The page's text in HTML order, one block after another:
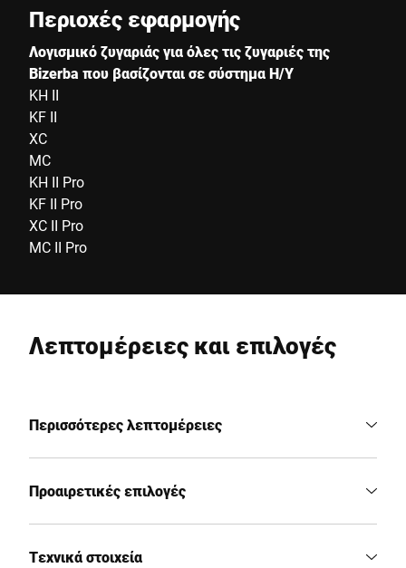
Περιοχές εφαρμογής
Λογισμικό ζυγαριάς για όλες τις ζυγαριές της
Bizerba που βασίζονται σε σύστημα Η/Υ
KH II
KF II
XC
MC
KH II Pro
KF II Pro
XC II Pro
MC II Pro
Λεπτομέρειες και επιλογές
Περισσότερες λεπτομέρειες
Προαιρετικές επιλογές
Τεχνικά στοιχεία